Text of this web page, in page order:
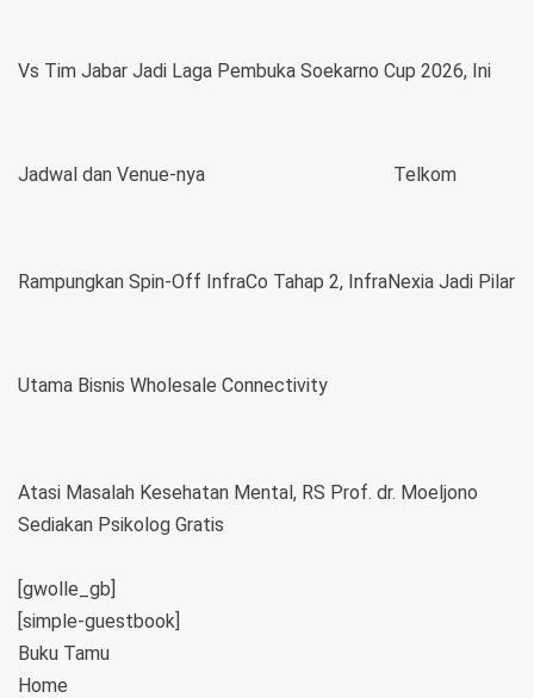
Vs Tim Jabar Jadi Laga Pembuka Soekarno Cup 2026, Ini
Jadwal dan Venue-nya Telkom
Rampungkan Spin-Off InfraCo Tahap 2, InfraNexia Jadi Pilar
Utama Bisnis Wholesale Connectivity
Atasi Masalah Kesehatan Mental, RS Prof. dr. Moeljono
Sediakan Psikolog Gratis
[gwolle_gb]
[simple-guestbook]
Buku Tamu
Home